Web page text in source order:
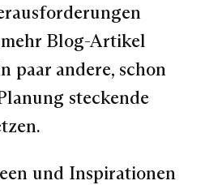
Blog-Artikel
paar andere, schon
steckende
und Inspirationen